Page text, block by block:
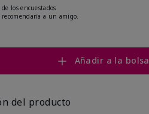
de los encuestados
recomendaría a un amigo.
Añadir a la bolsa
del producto